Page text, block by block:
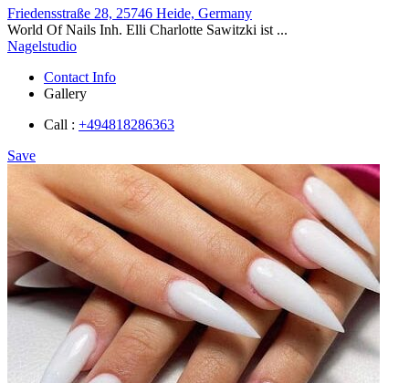
Friedensstraße 28, 25746 Heide, Germany
World Of Nails Inh. Elli Charlotte Sawitzki ist ...
Nagelstudio
Contact Info
Gallery
Call : +494818286363
Save